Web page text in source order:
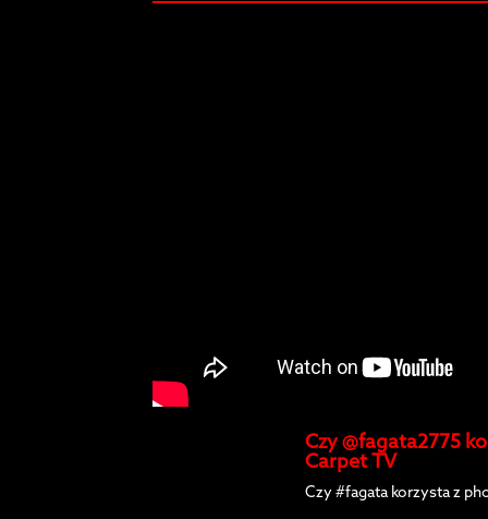
Czy @fagata2775
Carpet TV
Czy #fagata korzysta z